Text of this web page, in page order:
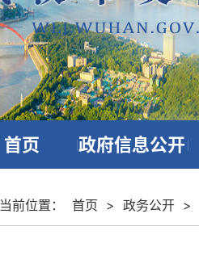
首页 政府信息公开
当前位置： 首页 > 政务公开 >